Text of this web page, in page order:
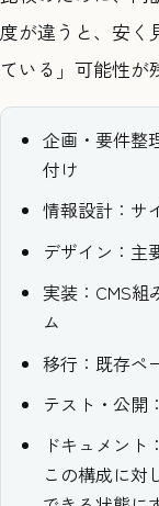
度が違うと、安く
ている」可能性が
企画・要件整
付け
情報設計：サ
デザイン：主
実装：CMS組
ム
移行：既存ペ
テスト・公開
ドキュメン
この構成に対